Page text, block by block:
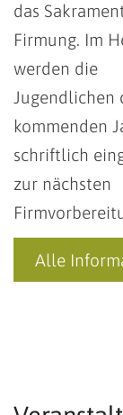
das
Firmung. Im
werden die
Jugendlichen
kommenden
schriftlich
zur nächsten
Alle